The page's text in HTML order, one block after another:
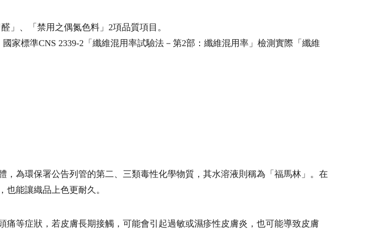
」、「禁用之偶氮色料」2項品質項目。
家標準CNS 2339-2「纖維混用率試驗法－第2部：纖維混用率」檢測實際「纖維
，為環保署公告列管的第二、三類毒性化學物質，其水溶液則稱為「福馬林」。在
能讓織品上色更耐久。
等症狀，若皮膚長期接觸，可能會引起過敏或濕疹性皮膚炎，也可能導致皮膚